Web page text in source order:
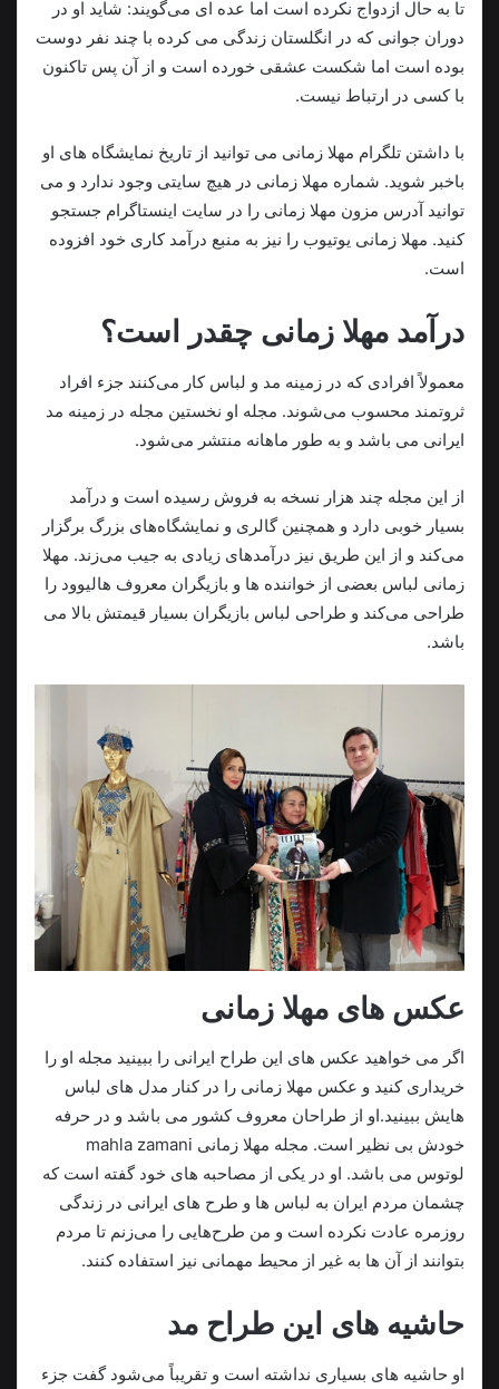
تا به حال ازدواج نکرده است اما عده ای می‌گویند: شاید او در
دوران جوانی که در انگلستان زندگی می کرده با چند نفر دوست
بوده است اما شکست عشقی خورده است و از آن پس تاکنون
با کسی در ارتباط نیست.
با داشتن تلگرام مهلا زمانی می توانید از تاریخ نمایشگاه های او
باخبر شوید. شماره مهلا زمانی در هیچ سایتی وجود ندارد و می
توانید آدرس مزون مهلا زمانی را در سایت اینستاگرام جستجو
کنید. مهلا زمانی یوتیوب را نیز به منبع درآمد کاری خود افزوده
است.
درآمد مهلا زمانی چقدر است؟
معمولاً افرادی که در زمینه مد و لباس کار می‌کنند جزء افراد
ثروتمند محسوب می‌شوند. مجله او نخستین مجله در زمینه مد
ایرانی می باشد‌ و به طور ماهانه منتشر می‌شود.
از این مجله چند هزار نسخه به فروش رسیده است و درآمد
بسیار خوبی دارد و همچنین گالری و نمایشگاه‌های بزرگ برگزار
می‌کند و از این طریق نیز درآمدهای زیادی به جیب می‌زند. مهلا
زمانی لباس بعضی از خواننده ها و بازیگران معروف هالیوود را
طراحی می‌کند و طراحی لباس بازیگران بسیار قیمتش بالا می
باشد.
عکس های مهلا زمانی
اگر می خواهید عکس های این طراح ایرانی را ببینید مجله او را
خریداری کنید و عکس مهلا زمانی را در کنار مدل های لباس
هایش ببینید.او از طراحان معروف کشور می باشد و در حرفه
خودش بی نظیر است. مجله مهلا زمانی mahla zamani
لوتوس می باشد. او در یکی از مصاحبه های خود گفته است که
چشمان مردم ایران به لباس ها و طرح های ایرانی در زندگی
روزمره عادت نکرده است و من طرح‌هایی را می‌زنم تا مردم
بتوانند از آن ها به غیر از محیط مهمانی نیز استفاده کنند.
حاشیه های این طراح مد
او حاشیه های بسیاری نداشته است و تقریباً می‌شود گفت جزء